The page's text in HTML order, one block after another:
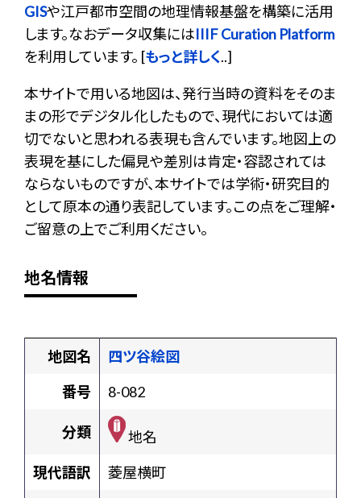
GISや江戸都市空間の地理情報基盤を構築に活用
します。なおデータ収集にはIIIF Curation Platform
を利用しています。 [もっと詳しく..]
本サイトで用いる地図は、発行当時の資料をそのま
まの形でデジタル化したもので、現代においては適
切でないと思われる表現も含んでいます。地図上の
表現を基にした偏見や差別は肯定・容認されては
ならないものですが、本サイトでは学術・研究目的
として原本の通り表記しています。この点をご理解・
ご留意の上でご利用ください。
地名情報
地図名
四ツ谷絵図
番号
8-082
分類
地名
現代語訳
菱屋横町